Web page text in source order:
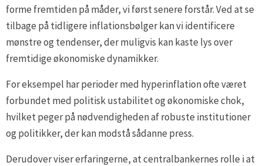
forme fremtiden på måder, vi først senere forstår. Ved at se
tilbage på tidligere inflationsbølger kan vi identificere
mønstre og tendenser, der muligvis kan kaste lys over
fremtidige økonomiske dynamikker.
For eksempel har perioder med hyperinflation ofte været
forbundet med politisk ustabilitet og økonomiske chok,
hvilket peger på nødvendigheden af robuste institutioner
og politikker, der kan modstå sådanne press.
Derudover viser erfaringerne, at centralbankernes rolle i at